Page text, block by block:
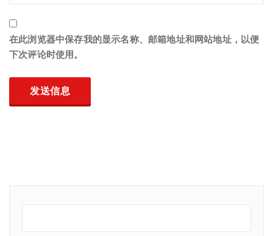
在此浏览器中保存我的显示名称、邮箱地址和网站地址，以便
下次评论时使用。